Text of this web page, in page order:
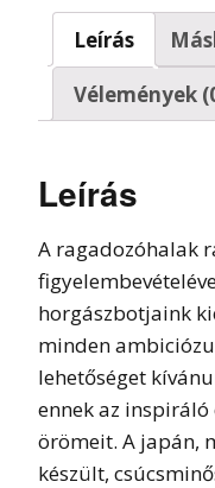
Leírás
Vélemények
Leírás
A ragadozóhalak
horgászbotjaink
minden
lehetőséget
ennek az inspiráló
örömeit. A japán,
készült,